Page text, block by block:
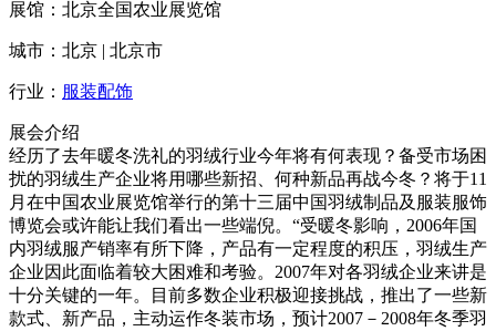
展馆：北京全国农业展览馆
城市：北京 | 北京市
行业： 服装配饰
展会介绍
经历了去年暖冬洗礼的羽绒行业今年将有何表现？备受市场困
扰的羽绒生产企业将用哪些新招、何种新品再战今冬？将于11
月在中国农业展览馆举行的第十三届中国羽绒制品及服装服饰
博览会或许能让我们看出一些端倪。“受暖冬影响，2006年国
内羽绒服产销率有所下降，产品有一定程度的积压，羽绒生产
企业因此面临着较大困难和考验。2007年对各羽绒企业来讲是
十分关键的一年。目前多数企业积极迎接挑战，推出了一些新
款式、新产品，主动运作冬装市场，预计2007－2008年冬季羽